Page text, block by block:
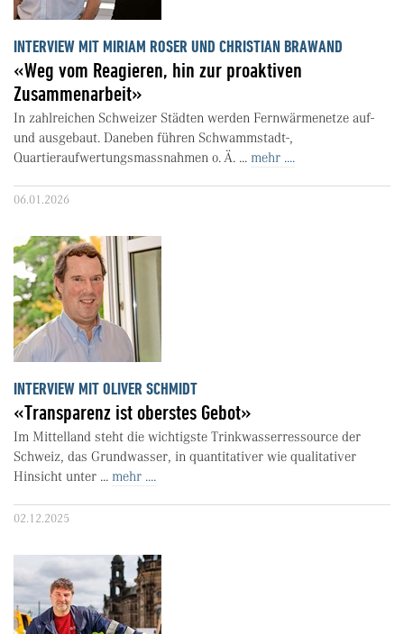
INTERVIEW MIT MIRIAM ROSER UND CHRISTIAN BRAWAND
«Weg vom Reagieren, hin zur proaktiven
Zusammenarbeit»
In zahlreichen Schweizer Städten werden Fernwärmenetze auf-
und ausgebaut. Daneben führen Schwammstadt-,
Quartieraufwertungsmassnahmen o. Ä. ... mehr ....
06.01.2026
INTERVIEW MIT OLIVER SCHMIDT
«Transparenz ist oberstes Gebot»
Im Mittelland steht die wichtigste Trinkwasserressource der
Schweiz, das Grundwasser, in quantitativer wie qualitativer
Hinsicht unter ... mehr ....
02.12.2025